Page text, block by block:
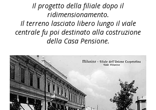
Il progetto della filiale dopo il
ridimensionamento.
Il terreno lasciato libero lungo il viale
centrale fu poi destinato alla costruzione
della Casa Pensione.